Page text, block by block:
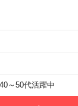
～50代活躍中